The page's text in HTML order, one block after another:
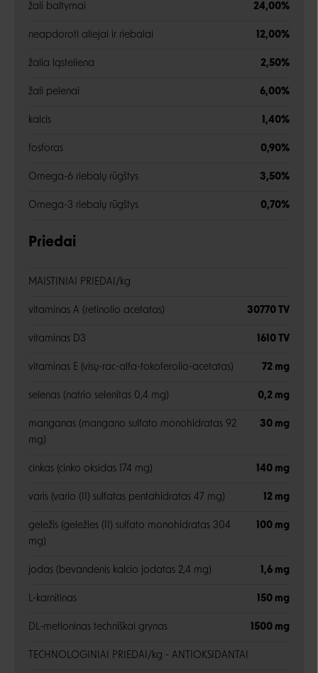
žali baltymai 24,00%
neapdoroti aliejai ir riebalai 12,00%
žalia ląsteliena 2,50%
žali pelenai 6,00%
kalcis 1,40%
fosforas 0,90%
Omega-6 riebalų rūgštys 3,50%
Omega-3 riebalų rūgštys 0,70%
Priedai
MAISTINIAI PRIEDAI/kg
vitaminas A (retinolio acetatas) 30770 TV
vitaminas D3 1610 TV
vitaminas E (visų-rac-alfa-tokoferolio-acetatas) 72 mg
selenas (natrio selenitas 0,4 mg) 0,2 mg
manganas (mangano sulfato monohidratas 92
mg)
30 mg
cinkas (cinko oksidas 174 mg) 140 mg
varis (vario (II) sulfatas pentahidratas 47 mg) 12 mg
geležis (geležies (II) sulfato monohidratas 304
mg)
100 mg
jodas (bevandenis kalcio jodatas 2,4 mg) 1,6 mg
L-karnitinas 150 mg
DL-metioninas techniškai grynas 1500 mg
TECHNOLOGINIAI PRIEDAI/kg - ANTIOKSIDANTAI